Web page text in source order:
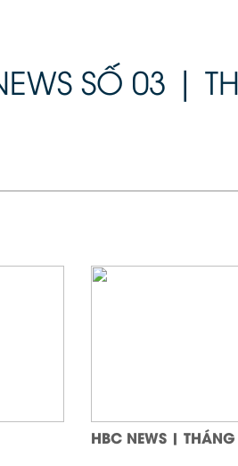
SỐ 03 |
HBC NEWS |